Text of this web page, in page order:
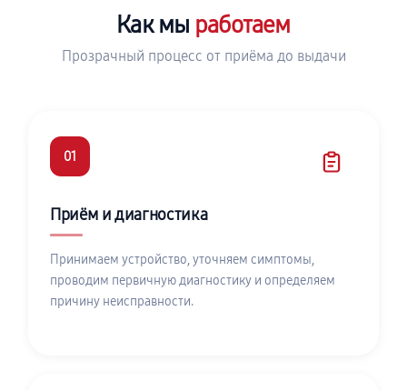
Как мы работаем
Прозрачный процесс от приёма до выдачи
01
Приём и диагностика
Принимаем устройство, уточняем симптомы,
проводим первичную диагностику и определяем
причину неисправности.